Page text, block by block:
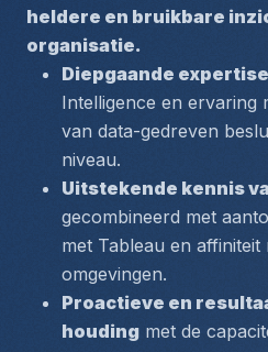
heldere en bruikbare
organisatie.
Diepgaande expertise
Intelligence en ervaring
van data-gedreven
niveau.
Uitstekende kennis
gecombineerd met
met Tableau en
omgevingen.
Proactieve en
houding met de